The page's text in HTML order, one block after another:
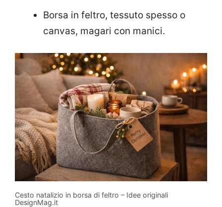
Borsa in feltro, tessuto spesso o
canvas, magari con manici.
Cesto natalizio in borsa di feltro – Idee originali
DesignMag.it